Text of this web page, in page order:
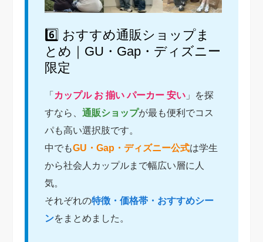
6️⃣ おすすめ通販ショップま
とめ｜GU・Gap・ディズニー
限定
「 カップル お 揃い パーカー 安い 」を探
すなら、通販ショップが最も便利でコス
パも高い選択肢です。
中でもGU・Gap・ディズニー公式は学生
から社会人カップルまで幅広い層に人
気。
それぞれの特徴・価格帯・おすすめシー
ンをまとめました。